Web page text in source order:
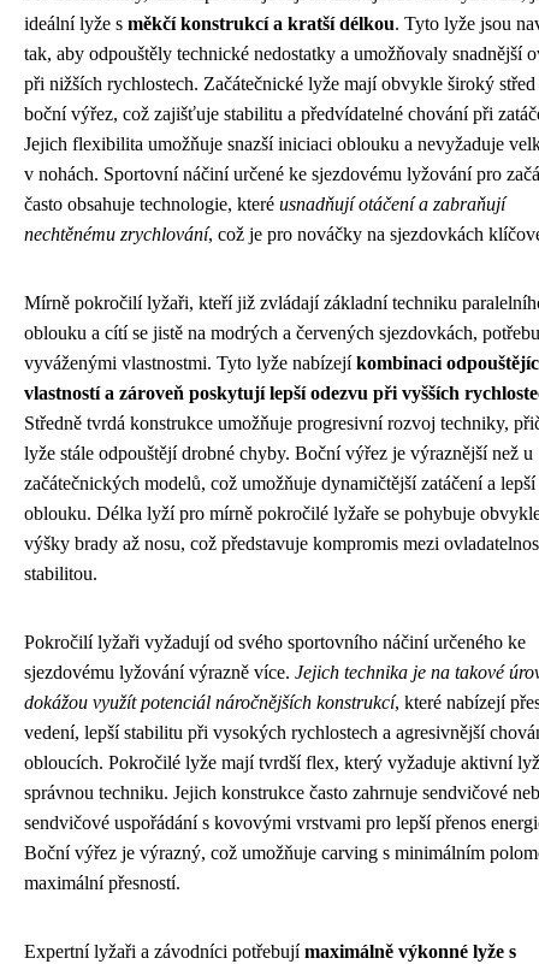
ideální lyže s měkčí konstrukcí a kratší délkou. Tyto lyže jsou
tak, aby odpouštěly technické nedostatky a umožňovaly snadnější
při nižších rychlostech. Začátečnické lyže mají obvykle široký střed
boční výřez, což zajišťuje stabilitu a předvídatelné chování při
Jejich flexibilita umožňuje snazší iniciaci oblouku a nevyžaduje
v nohách. Sportovní náčiní určené ke sjezdovému lyžování pro
často obsahuje technologie, které usnadňují otáčení a zabraňují
nechtěnému zrychlování, což je pro nováčky na sjezdovkách
Mírně pokročilí lyžaři, kteří již zvládají základní techniku
oblouku a cítí se jistě na modrých a červených sjezdovkách,
vyváženými vlastnostmi. Tyto lyže nabízejíkombinaci
vlastností a zároveň poskytují lepší odezvu při vyšších
Středně tvrdá konstrukce umožňuje progresivní rozvoj techniky,
lyže stále odpouštějí drobné chyby. Boční výřez je výraznější než u
začátečnických modelů, což umožňuje dynamičtější zatáčení a
oblouku. Délka lyží pro mírně pokročilé lyžaře se pohybuje
výšky brady až nosu, což představuje kompromis mezi
stabilitou.
Pokročilí lyžaři vyžadují od svého sportovního náčiní určeného ke
sjezdovému lyžování výrazně více. Jejich technika je na takové
dokážou využít potenciál náročnějších konstrukcí, které nabízejí
vedení, lepší stabilitu při vysokých rychlostech a agresivnější
obloucích. Pokročilé lyže mají tvrdší flex, který vyžaduje aktivní
správnou techniku. Jejich konstrukce často zahrnuje sendvičové
sendvičové uspořádání s kovovými vrstvami pro lepší přenos
Boční výřez je výrazný, což umožňuje carving s minimálním
maximální přesností.
Expertní lyžaři a závodníci potřebujímaximálně výkonné lyže s